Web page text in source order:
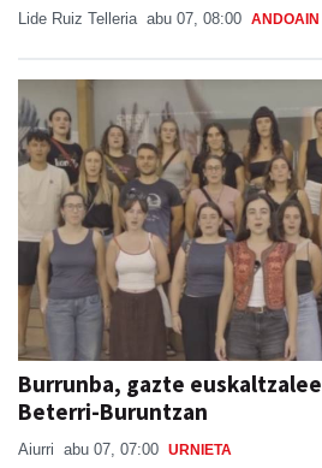
Lide Ruiz Telleria abu 07, 08:00 ANDOAIN
Burrunba, gazte
Beterri-Buruntzan
Aiurri abu 07, 07:00 URNIETA